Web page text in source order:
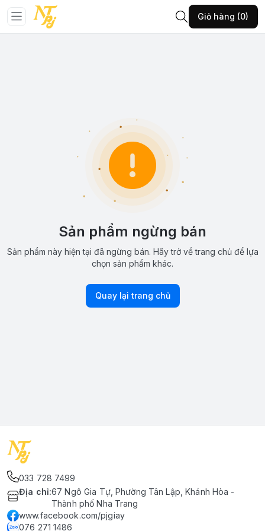
Giỏ hàng (0)
Sản phẩm ngừng bán
Sản phẩm này hiện tại đã ngừng bán. Hãy trở về trang chủ để lựa
chọn sản phẩm khác.
Quay lại trang chủ
033 728 7499
Địa chỉ:67 Ngô Gia Tự, Phường Tân Lập, Khánh Hòa -
Thành phố Nha Trang
www.facebook.com/pjgiay
076 271 1486